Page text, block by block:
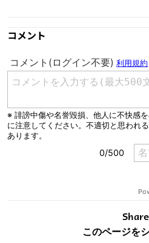
コメント
Share